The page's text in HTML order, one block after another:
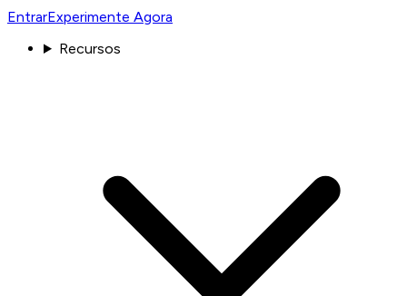
EntrarExperimente Agora
Recursos